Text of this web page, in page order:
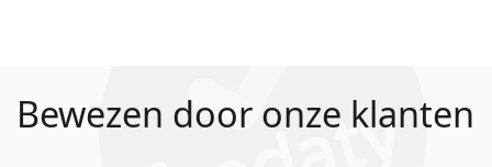
Bewezen door onze klanten